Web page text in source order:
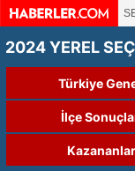
2024 YEREL
Türkiye
İlçe
Kazananlar